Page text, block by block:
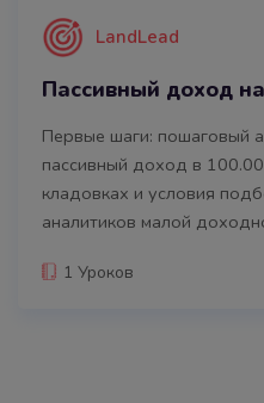
LandLead
Пассивный доход
Первые шаги: пошаговый
пассивный доход в
кладовках и условия
аналитиков малой
1 Уроков